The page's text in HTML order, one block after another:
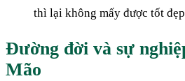
thì lại không mấy được tốt
Đường đời và sự
Mão